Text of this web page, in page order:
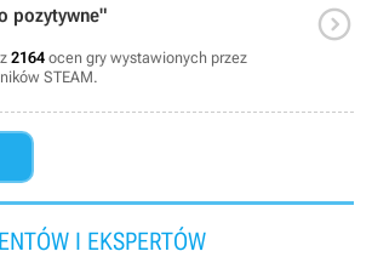
pozytywne"
2164 ocen gry wystawionych przez
STEAM.

I EKSPERTÓW